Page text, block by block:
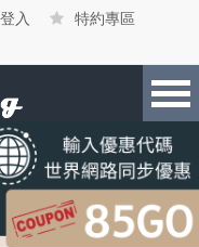
入
特約專區